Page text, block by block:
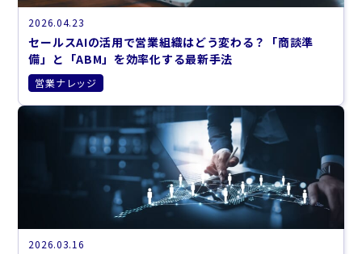
2026.04.23
セールスAIの活用で営業組織はどう変わる？「商談準
備」と「ABM」を効率化する最新手法
営業ナレッジ
2026.03.16